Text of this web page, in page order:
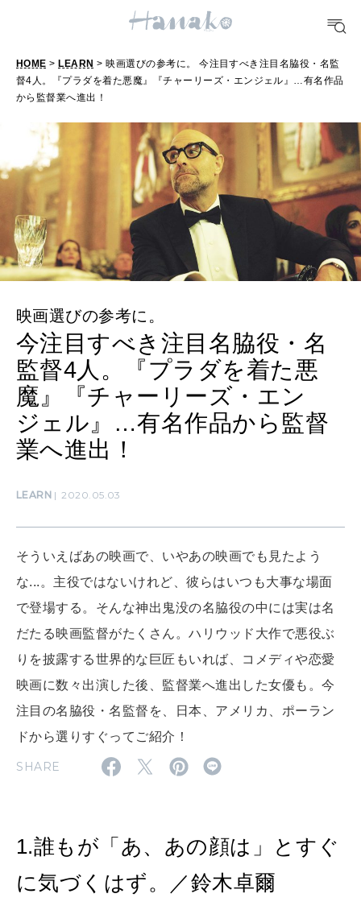
TRAVEL
FORTUNE
明日のわたし
[12星座別] Weekly Holoscope
[12星座別] Monthly Love Holoscope
女神まり愛のタロットメッセージ
算命学がわかる今月のあなた
HEALTH
自分にやさしく
MAMA
ママもいろいろ
自分を耕す
いい人生って？
MAGAZINE
特集
2026年9月号「北海道 おいしく遊ぶ、夏のご褒美旅。」
2026年7月号「鎌倉 ローカルが 教えてくれた 本当の歩き方。」
2026年6月号「大銀座 トレンドが生まれる 新しい一流店へ。」
MAGAZINE
HOME > LEARN > 映画選びの参考に。 今注目すべき注目名脇役・名監
督4人。『プラダを着た悪魔』『チャーリーズ・エンジェル』…有名作品
から監督業へ進出！
映画選びの参考に。
今注目すべき注目名脇役・名
監督4人。『プラダを着た悪
魔』『チャーリーズ・エン
ジェル』…有名作品から監督
業へ進出！
LEARN 2020.05.03
そういえばあの映画で、いやあの映画でも見たよう
な...。主役ではないけれど、彼らはいつも大事な場面
で登場する。そんな神出鬼没の名脇役の中には実は名
だたる映画監督がたくさん。ハリウッド大作で悪役ぶ
りを披露する世界的な巨匠もいれば、コメディや恋愛
映画に数々出演した後、監督業へ進出した女優も。今
注目の名脇役・名監督を、日本、アメリカ、ポーラン
ドから選りすぐってご紹介！
SHARE
1.誰もが「あ、あの顔は」とすぐ
に気づくはず。／鈴木卓爾